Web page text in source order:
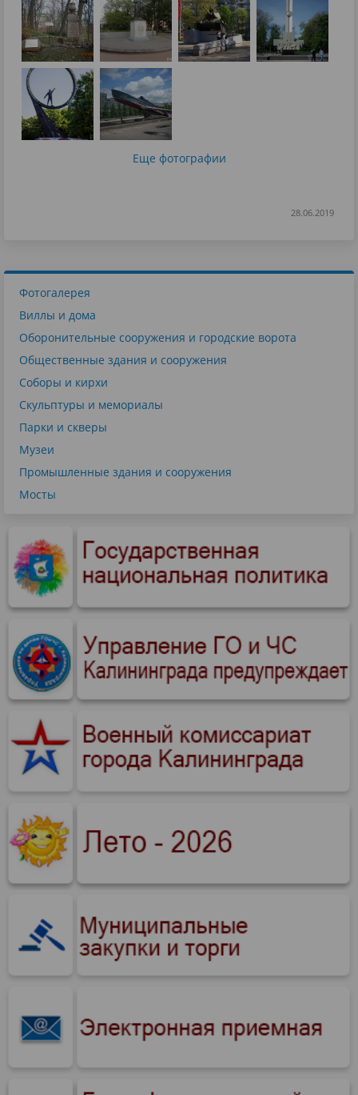
Еще фотографии
28.06.2019
Фотогалерея
Виллы и дома
Оборонительные сооружения и городские ворота
Общественные здания и сооружения
Соборы и кирхи
Скульптуры и мемориалы
Парки и скверы
Музеи
Промышленные здания и сооружения
Мосты